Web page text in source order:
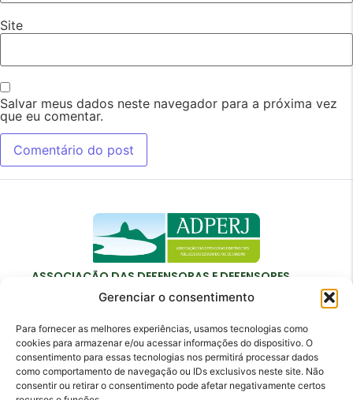
Gerenciar o consentimento
Para fornecer as melhores experiências, usamos tecnologias como
cookies para armazenar e/ou acessar informações do dispositivo. O
consentimento para essas tecnologias nos permitirá processar dados
como comportamento de navegação ou IDs exclusivos neste site. Não
consentir ou retirar o consentimento pode afetar negativamente certos
Site
Salvar meus dados neste navegador para a próxima vez
que eu comentar.
ASSOCIAÇÃO DAS DEFENSORAS E DEFENSORES
PÚBLICOS DO ESTADO DO RIO DE JANEIRO
Contato